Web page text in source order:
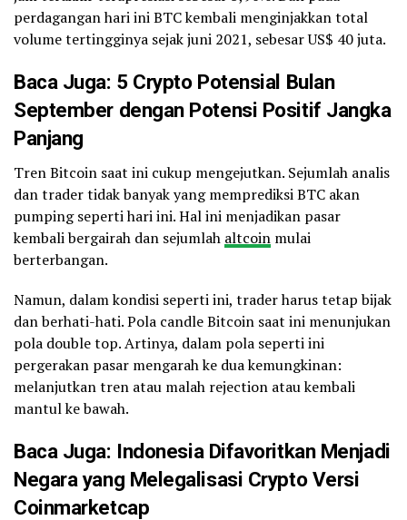
perdagangan hari ini BTC kembali menginjakkan total
volume tertingginya sejak juni 2021, sebesar US$ 40 juta.
Baca Juga: 5 Crypto Potensial Bulan
September dengan Potensi Positif Jangka
Panjang
Tren Bitcoin saat ini cukup mengejutkan. Sejumlah analis
dan trader tidak banyak yang memprediksi BTC akan
pumping seperti hari ini. Hal ini menjadikan pasar
kembali bergairah dan sejumlah altcoin mulai
berterbangan.
Namun, dalam kondisi seperti ini, trader harus tetap bijak
dan berhati-hati. Pola candle Bitcoin saat ini menunjukan
pola double top. Artinya, dalam pola seperti ini
pergerakan pasar mengarah ke dua kemungkinan:
melanjutkan tren atau malah rejection atau kembali
mantul ke bawah.
Baca Juga: Indonesia Difavoritkan Menjadi
Negara yang Melegalisasi Crypto Versi
Coinmarketcap